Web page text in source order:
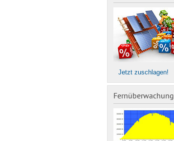
Jetzt zuschlagen!
Fernüberwachung